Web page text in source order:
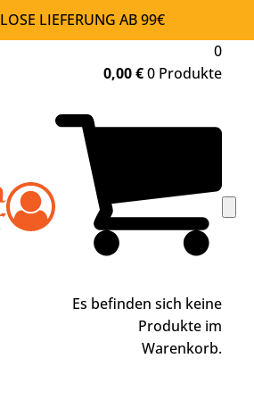
LIEFERUNG AB 99€
0
0,00€0 Produkte
Es befinden sich keine
Produkte im
Warenkorb.